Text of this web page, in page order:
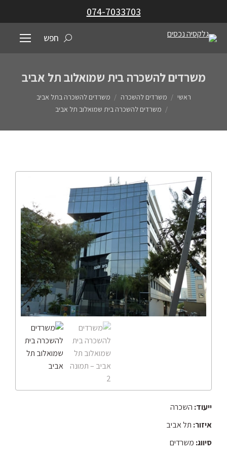
074-7033703
חפש
משרדים להשכרה בית שמואלוב תל אביב
ראשי משרדים להשכרה
משרדים להשכרה בתל אביב
משרדים להשכרה בית שמואלוב תל אביב
ייעוד: השכרה
איזור: תל אביב
סיווג: משרדים